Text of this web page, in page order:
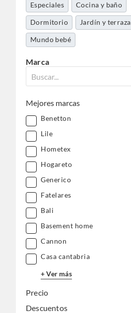
Especiales Cocina y baño
Dormitorio Jardín y terraza
Mundo bebé
Marca
Mejores marcas
Benetton
Lile
Hometex
Hogareto
Generico
Fatelares
Bali
Basement home
Cannon
Casa cantabria
+ Ver más
Precio
Descuentos